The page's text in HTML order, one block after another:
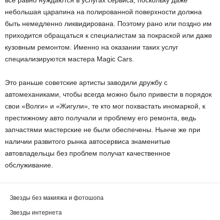
небольшая царапина на полированной поверхности должна
быть немедленно ликвидирована. Поэтому рано или поздно им
приходится обращаться к специалистам за покраской или даже
кузовным ремонтом. Именно на оказании таких услуг
специализируются мастера Magic Cars.
Это раньше советские артисты заводили дружбу с
автомеханиками, чтобы всегда можно было привести в порядок
свои «Волги» и «Жигули», те кто мог похвастать иномаркой, к
престижному авто получали и проблему его ремонта, ведь
запчастями мастерские не были обеспечены. Нынче же при
наличии развитого рынка автосервиса знаменитые
автовладельцы без проблем получат качественное
обслуживание.
Звезды без макияжа и фотошопа
Звезды интернета